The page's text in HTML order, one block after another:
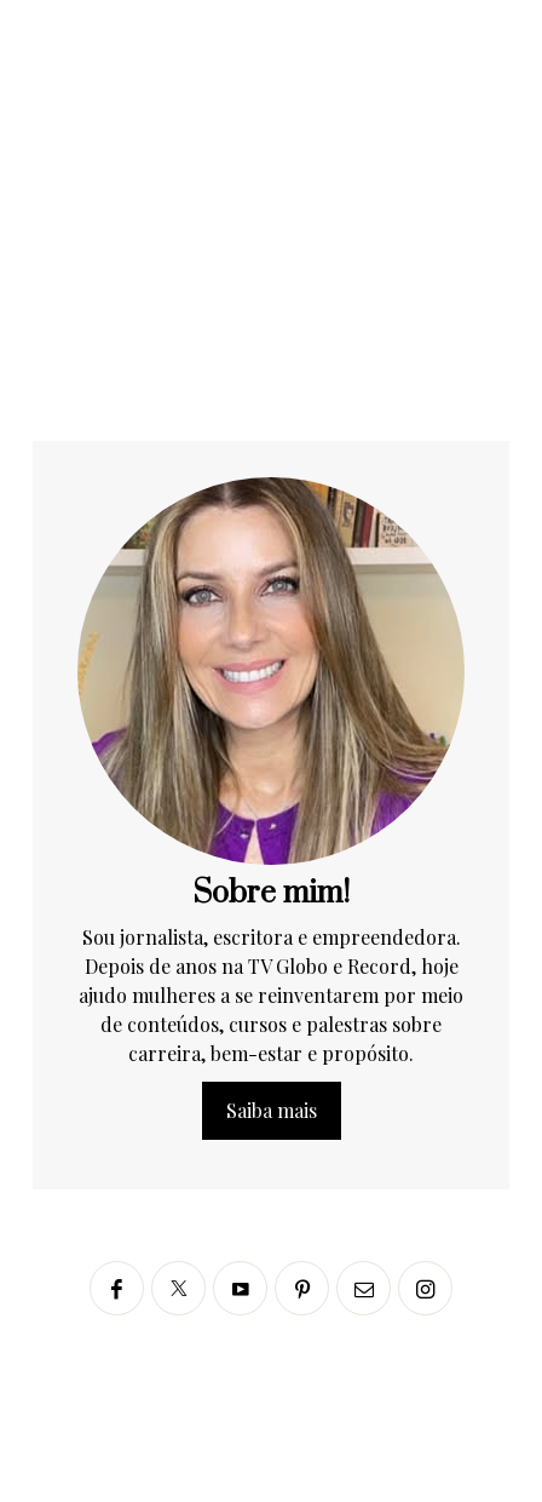
Sobre mim!
Sou jornalista, escritora e empreendedora.
Depois de anos na TV Globo e Record, hoje
ajudo mulheres a se reinventarem por meio
de conteúdos, cursos e palestras sobre
carreira, bem-estar e propósito.
Saiba mais